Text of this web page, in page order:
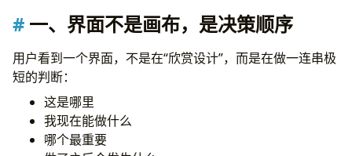
3. 结果是什么
关于反馈，有两个常见误区
误区一：什么都用 toast
第一层：预防错误
第二层：在出错时说人话
第三层：允许恢复
一、界面不是画布，是决策顺序
用户看到一个界面，不是在“欣赏设计”，而是在做一连串极
短的判断：
这是哪里
我现在能做什么
哪个最重要